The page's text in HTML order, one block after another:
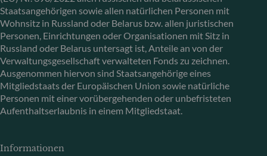
Staatsangehörigen sowie allen natürlichen Personen mit
Wohnsitz in Russland oder Belarus bzw. allen juristischen
Personen, Einrichtungen oder Organisationen mit Sitz in
Russland oder Belarus untersagt ist, Anteile an von der
Verwaltungsgesellschaft verwalteten Fonds zu zeichnen.
Ausgenommen hiervon sind Staatsangehörige eines
Mitgliedstaats der Europäischen Union sowie natürliche
Personen mit einer vorübergehenden oder unbefristeten
Aufenthaltserlaubnis in einem Mitgliedstaat.
Informationen